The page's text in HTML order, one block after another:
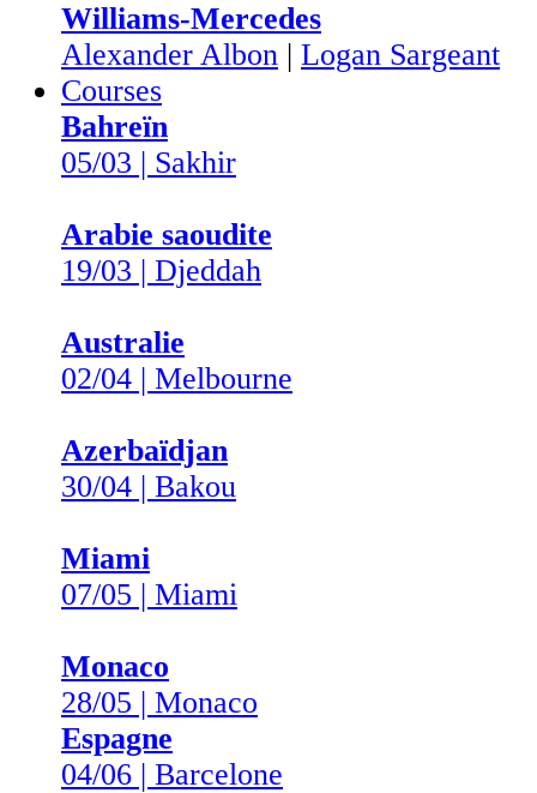
Williams-Mercedes
Alexander Albon | Logan Sargeant
Courses
Bahreïn
05/03 | Sakhir
Arabie saoudite
19/03 | Djeddah
Australie
02/04 | Melbourne
Azerbaïdjan
30/04 | Bakou
Miami
07/05 | Miami
Monaco
28/05 | Monaco
Espagne
04/06 | Barcelone